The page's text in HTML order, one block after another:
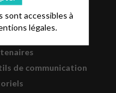
EPUdF
et décisions
de communication
sont accessibles à
légales.